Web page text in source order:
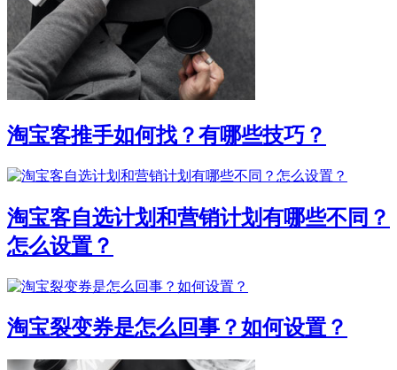
淘宝客推手如何找？有哪些技巧？
淘宝客自选计划和营销计划有哪些不同？
怎么设置？
淘宝裂变券是怎么回事？如何设置？